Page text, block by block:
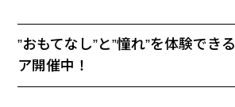
”おもてなし”と”憧れ”を体験でき
ア開催中！